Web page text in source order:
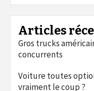
Articles
Gros trucks
concurrents
Voiture toutes
vraiment le coup ?